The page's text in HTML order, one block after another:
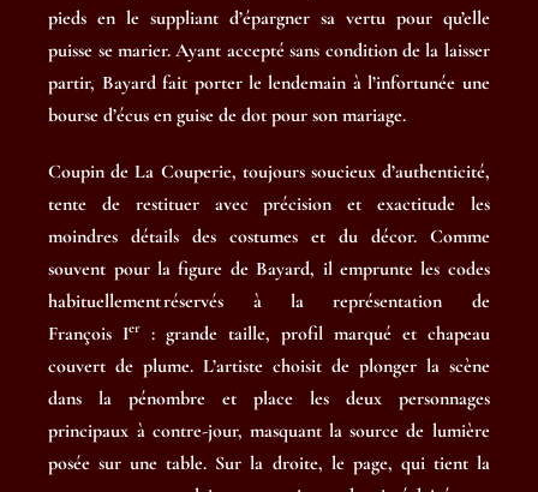
pieds en le suppliant d’épargner sa vertu pour qu’elle
puisse se marier. Ayant accepté sans condition de la laisser
partir, Bayard fait porter le lendemain à l’infortunée une
bourse d’écus en guise de dot pour son mariage.
Coupin de La Couperie, toujours soucieux d’authenticité,
tente de restituer avec précision et exactitude les
moindres détails des costumes et du décor. Comme
souvent pour la figure de Bayard, il emprunte les codes
habituellement réservés à la représentation de
François Ier
: grande taille, profil marqué et chapeau
couvert de plume. L’artiste choisit de plonger la scène
dans la pénombre et place les deux personnages
principaux à contre-jour, masquant la source de lumière
posée sur une table. Sur la droite, le page, qui tient la